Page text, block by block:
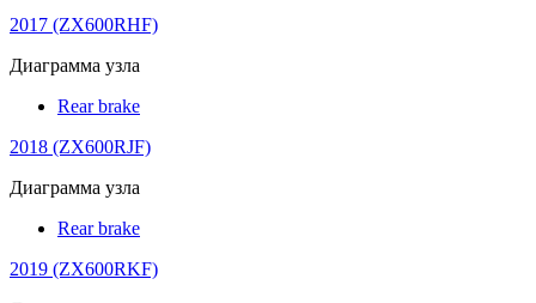
2017 (ZX600RHF)
Диаграмма узла
Rear brake
2018 (ZX600RJF)
Диаграмма узла
Rear brake
2019 (ZX600RKF)